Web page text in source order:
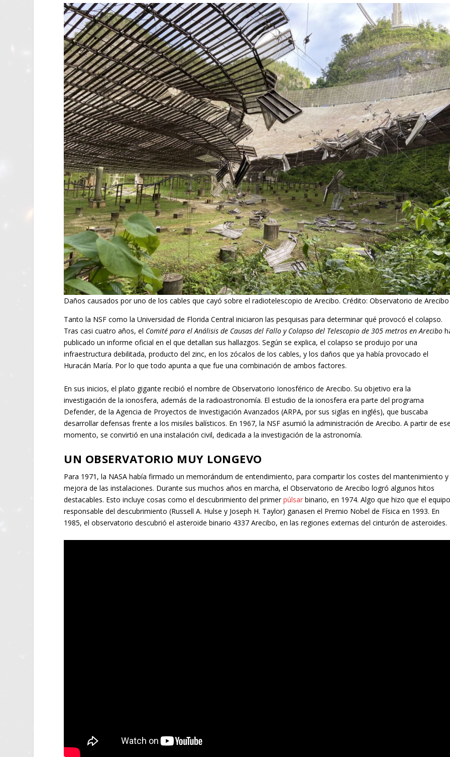
Daños causados por uno de los cables que cayó sobre el radiotelescopio de Arecibo. Crédito: Observatorio de Arecibo
Tanto la NSF como la Universidad de Florida Central iniciaron las pesquisas para determinar qué provocó el colapso.
Tras casi cuatro años, el Comité para el Análisis de Causas del Fallo y Colapso del Telescopio de 305 metros en Arecibo
publicado un informe oficial en el que detallan sus hallazgos. Según se explica, el colapso se produjo por una
infraestructura debilitada, producto del zinc, en los zócalos de los cables, y los daños que ya había provocado el
Huracán María. Por lo que todo apunta a que fue una combinación de ambos factores.
En sus inicios, el plato gigante recibió el nombre de Observatorio Ionosférico de Arecibo. Su objetivo era la
investigación de la ionosfera, además de la radioastronomía. El estudio de la ionosfera era parte del programa
Defender, de la Agencia de Proyectos de Investigación Avanzados (ARPA, por sus siglas en inglés), que buscaba
desarrollar defensas frente a los misiles balísticos. En 1967, la NSF asumió la administración de Arecibo. A partir de
momento, se convirtió en una instalación civil, dedicada a la investigación de la astronomía.
UN OBSERVATORIO MUY LONGEVO
Para 1971, la NASA había firmado un memorándum de entendimiento, para compartir los costes del mantenimiento y
mejora de las instalaciones. Durante sus muchos años en marcha, el Observatorio de Arecibo logró algunos hitos
destacables. Esto incluye cosas como el descubrimiento del primerpúlsar binario, en 1974. Algo que hizo que el
responsable del descubrimiento (Russell A. Hulse y Joseph H. Taylor) ganasen el Premio Nobel de Física en 1993. En
1985, el observatorio descubrió el asteroide binario 4337 Arecibo, en las regiones externas del cinturón de asteroides.